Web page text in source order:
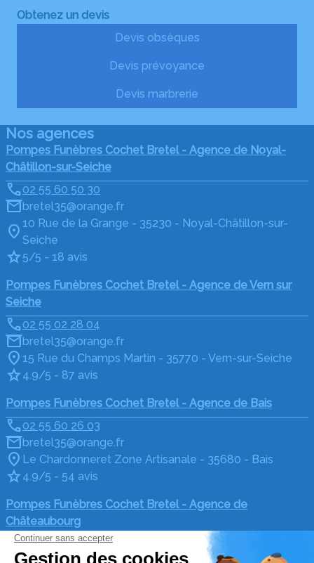
Obtenez un devis
Devis obsèques
Devis prévoyance
Devis marbrerie
Nos agences
Pompes Funèbres Cochet Bretel - Agence de Noyal-
Châtillon-sur-Seiche
02 55 60 50 30
bretel35@orange.fr
10 Rue de la Grange - 35230 - Noyal-Châtillon-sur-
Seiche
5/5 - 18 avis
Pompes Funèbres Cochet Bretel - Agence de Vern sur
Seiche
02 55 02 28 04
bretel35@orange.fr
15 Rue du Champs Martin - 35770 - Vern-sur-Seiche
4.9/5 - 87 avis
Pompes Funèbres Cochet Bretel - Agence de Bais
02 55 60 26 03
bretel35@orange.fr
Le Chardonneret Zone Artisanale - 35680 - Bais
4.9/5 - 54 avis
Pompes Funèbres Cochet Bretel - Agence de
Châteaubourg
02 55 60 26 03